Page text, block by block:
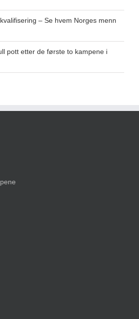
– Se hvem Norges menn
pott etter de første to kampene i